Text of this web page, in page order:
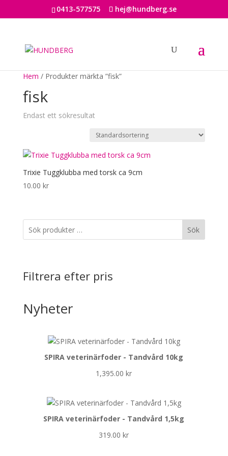
0413-577575 hej@hundberg.se
Hem / Produkter märkta ”fisk”
fisk
Endast ett sökresultat
Trixie Tuggklubba med torsk ca 9cm
10.00 kr
Sök
Filtrera efter pris
Nyheter
SPIRA veterinärfoder - Tandvård 10kg
1,395.00kr
SPIRA veterinärfoder - Tandvård 1,5kg
319.00kr